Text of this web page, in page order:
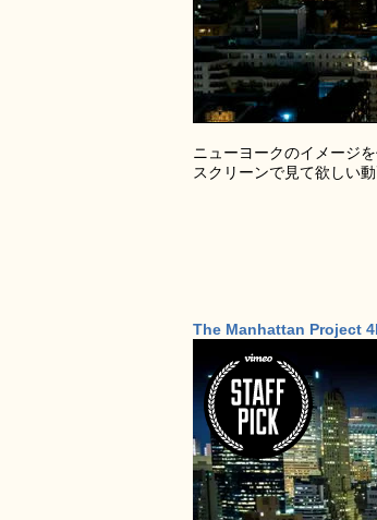
ニューヨークのイメージ
スクリーンで見て欲しい動
The Manhattan Project